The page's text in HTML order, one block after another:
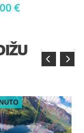
€
‹ ›
ISTAKNUTO